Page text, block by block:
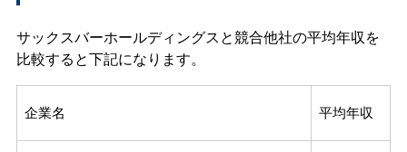
サックスバーホールディングスと競合他社の平均年収を
比較すると下記になります。
企業名 平均年収